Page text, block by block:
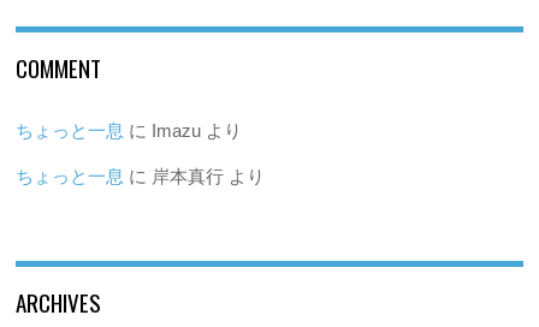
COMMENT
ちょっと一息 に Imazu より
ちょっと一息 に 岸本真行 より
ARCHIVES